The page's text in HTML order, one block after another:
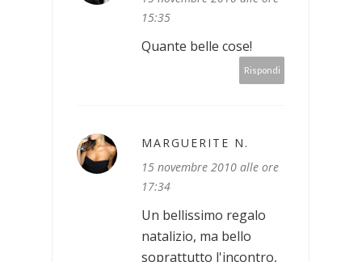
15:35
Quante belle cose!
Rispondi
MARGUERITE N.
15 novembre 2010 alle ore
17:34
Un bellissimo regalo
natalizio, ma bello
soprattutto l'incontro,